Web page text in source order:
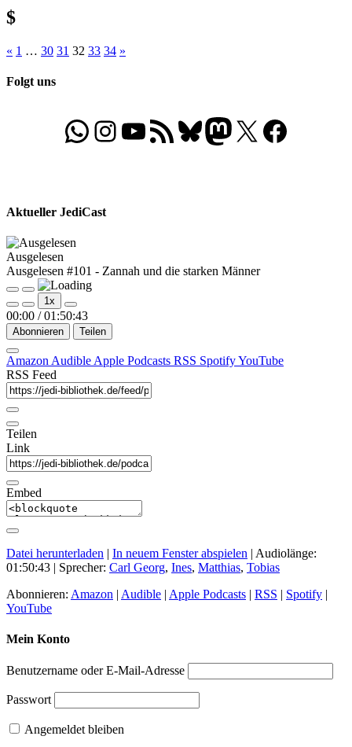
$
Seitennummerierung
der
« Vorherige
1 … 30 31 32 33 34 Nächste
»
Folgt uns
WhatsApp
Folgt uns auf Instagram
Besucht unseren YouTube-Kanal
RSS-FeedBluesky
Folgt uns auf Mastodon
X Folgt uns auf
Aktueller JediCast
Ausgelesen
Ausgelesen #101 - Zannah und die starken Männer
Play
Episode
Pause
Episode
1x
00:00 / 01:50:43
Abonnieren Teilen
Amazon Audible Apple Podcasts RSS SpotifyYouTube
RSS Feed
Teilen
Link
Embed
Datei herunterladen | In neuem Fenster abspielen | Audiolänge:
01:50:43 | Sprecher: Carl Georg, Ines, Matthias, Tobias
Abonnieren: Amazon | Audible | Apple Podcasts | RSS | Spotify |
YouTube
Mein Konto
Benutzername oder E-Mail-Adresse
Passwort
Angemeldet bleiben